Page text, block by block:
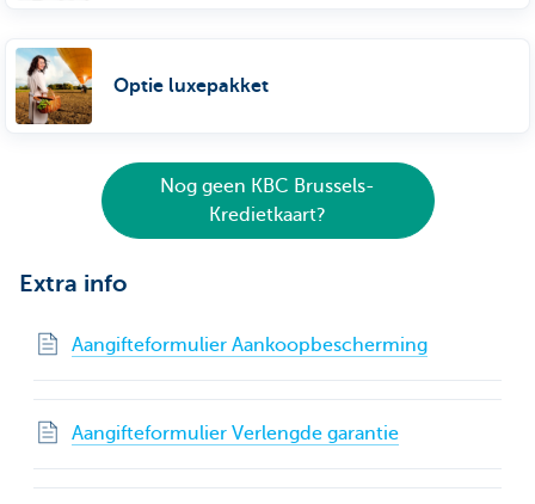
Optie luxepakket
Nog geen KBC Brussels-
Kredietkaart?
Extra info
Aangifteformulier Aankoopbescherming
Aangifteformulier Verlengde garantie